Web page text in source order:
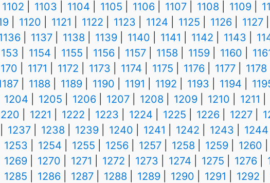
1102
1103 1104 1105 1106 1107 1108 1109
1120 1121 1122 1123 1124 1125 1126 1127
1137 1138 1139 1140 1141 1142 1143
1154 1155 1156 1157 1158 1159 1160
1171 1172 1173 1174 1175 1176 1177 1178
1188 1189 1190 1191 1192 1193 1194
1204
1205 1206 1207 1208 1209 1210 1211
1221 1222 1223 1224 1225 1226 1227
1237
1238 1239 1240 1241 1242 1243 1244
1253
1254 1255 1256 1257 1258 1259 1260
1269
1270 1271 1272 1273 1274 1275 1276
1285
1286 1287 1288 1289 1290 1291 1292